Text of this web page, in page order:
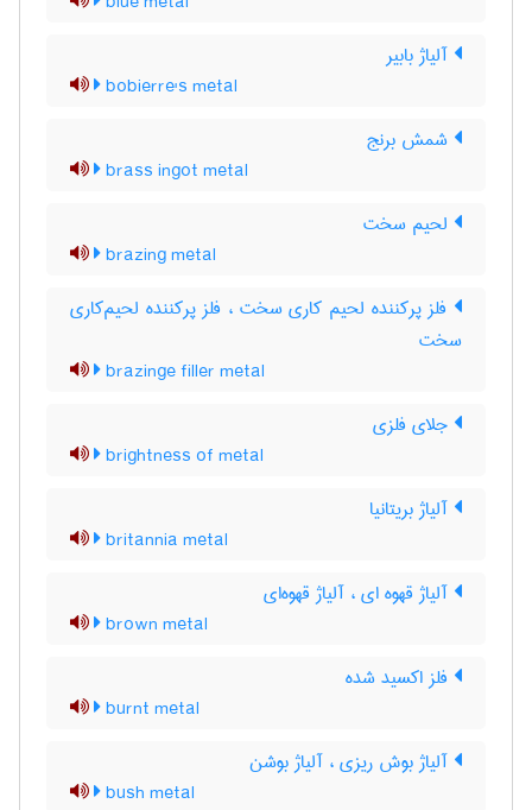
آلیاژ بابیر
bobierre's metal
شمش برنج
brass ingot metal
لحیم سخت
brazing metal
فلز پرکننده لحیم کاری سخت ، فلز پرکننده لحیم‌کاری
سخت
brazinge filler metal
جلای فلزی
brightness of metal
آلیاژ بریتانیا
britannia metal
آلیاژ قهوه ای ، آلیاژ قهوه‌ای
brown metal
فلز اکسید شده
burnt metal
آلیاژ بوش ریزی ، آلیاژ بوشن
bush metal